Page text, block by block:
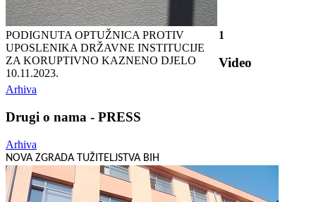
PODIGNUTA OPTUŽNICA PROTIV
UPOSLENIKA DRŽAVNE INSTITUCIJE
ZA KORUPTIVNO KAZNENO DJELO
10.11.2023.
1
Video
Arhiva
Drugi o nama - PRESS
Arhiva
NOVA ZGRADA TUŽITELJSTVA BIH